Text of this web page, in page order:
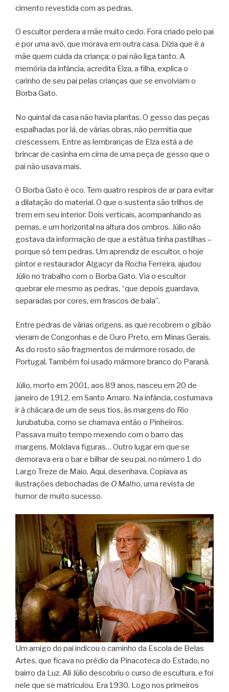
cimento revestida com as pedras.
O escultor perdera a mãe muito cedo. Fora criado pelo pai
e por uma avó, que morava em outra casa. Dizia que é a
mãe quem cuida da criança; o pai não liga tanto. A
memória da infância, acredita Elza, a filha, explica o
carinho de seu pai pelas crianças que se envolviam o
Borba Gato.
No quintal da casa não havia plantas. O gesso das peças
espalhadas por lá, de várias obras, não permitia que
crescessem. Entre as lembranças de Elza está a de
brincar de casinha em cima de uma peça de gesso que o
pai não usava mais.
O Borba Gato é oco. Tem quatro respiros de ar para evitar
a dilatação do material. O que o sustenta são trilhos de
trem em seu interior. Dois verticais, acompanhando as
pernas, e um horizontal na altura dos ombros. Júlio não
gostava da informação de que a estátua tinha pastilhas –
porque só tem pedras. Um aprendiz de escultor, o hoje
pintor e restaurador Algacyr da Rocha Ferreira, ajudou
Júlio no trabalho com o Borba Gato. Via o escultor
quebrar ele mesmo as pedras, “que depois guardava,
separadas por cores, em frascos de bala”.
Entre pedras de várias origens, as que recobrem o gibão
vieram de Congonhas e de Ouro Preto, em Minas Gerais.
As do rosto são fragmentos de mármore rosado, de
Portugal. Também foi usado mármore branco do Paraná.
Júlio, morto em 2001, aos 89 anos, nasceu em 20 de
janeiro de 1912, em Santo Amaro. Na infância, costumava
ir à chácara de um de seus tios, às margens do Rio
Jurubatuba, como se chamava então o Pinheiros.
Passava muito tempo mexendo com o barro das
margens. Moldava figuras… Outro lugar em que se
demorava era o bar e bilhar de seu pai, no número 1 do
Largo Treze de Maio. Aqui, desenhava. Copiava as
ilustrações debochadas de O Malho, uma revista de
humor de muito sucesso.
Um amigo do pai indicou o caminho da Escola de Belas
Artes, que ficava no prédio da Pinacoteca do Estado, no
bairro da Luz. Ali Júlio descobriu o curso de escultura, e foi
nele que se matriculou. Era 1930. Logo nos primeiros